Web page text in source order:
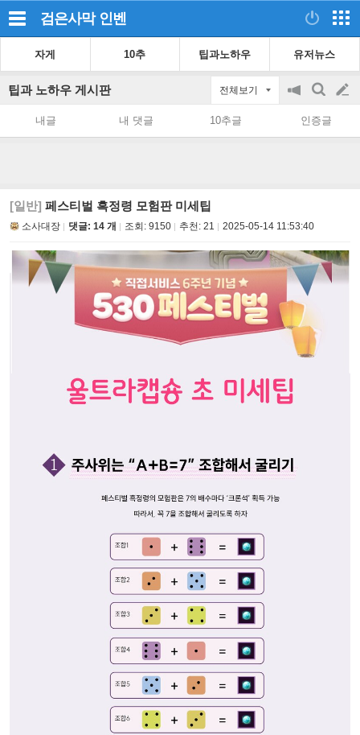
검은사막 인벤
자게 10추 팁과노하우 유저뉴스
팁과 노하우 게시판 전체보기
공
on/off
검
색
글
쓰
내글 내 댓글 10추글 인증글
[일반] 페스티벌 흑정령 모험판 미세팁
소사대장 댓글: 14 개 조회: 9150 추천: 21 2025-05-14 11:53:40